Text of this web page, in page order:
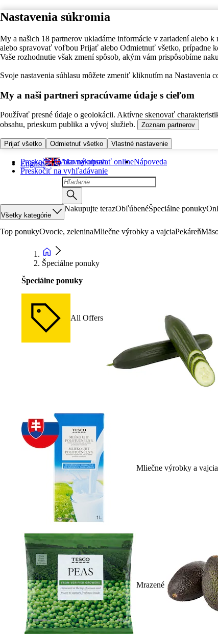
Nastavenia súkromia
My a našich 18 partnerov ukladáme informácie v zariadení alebo
alebo spravovať voľbou Prijať alebo Odmietnuť všetko, prípadne
Vaše rozhodnutie však zmení spôsob, akým vám prispôsobíme
Svoje nastavenia súhlasu môžete zmeniť kliknutím na Nastavenia
My a naši partneri spracúvame údaje s cieľom
Používať presné údaje o geolokácii. Aktívne skenovať
obsahu, prieskum publika a vývoj služieb.
Zoznam partnerov
Prijať všetko Odmietnuť všetko Vlastné nastavenie
Preskočiť na hlavný obsah
Preskočiť na vyhľadávanie
English Ako nakupovať onlineNápoveda
Všetky kategórie
Nakupujte terazObľúbenéŠpeciálne ponuky
Top ponukyOvocie, zeleninaMliečne výrobky a vajciaPekáreň
Špeciálne ponuky
Špeciálne ponuky
All Offers
Mliečne výrobky a vajcia
Mrazené